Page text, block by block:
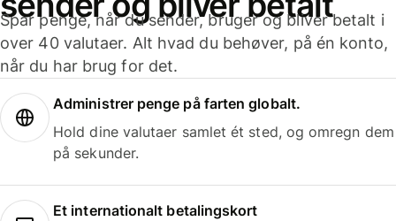
Spar penge, når du sender, bruger og bliver betalt i
over 40 valutaer. Alt hvad du behøver, på én konto,
når du har brug for det.
Administrer penge på farten globalt.
Hold dine valutaer samlet ét sted, og omregn dem
på sekunder.
Et internationalt betalingskort